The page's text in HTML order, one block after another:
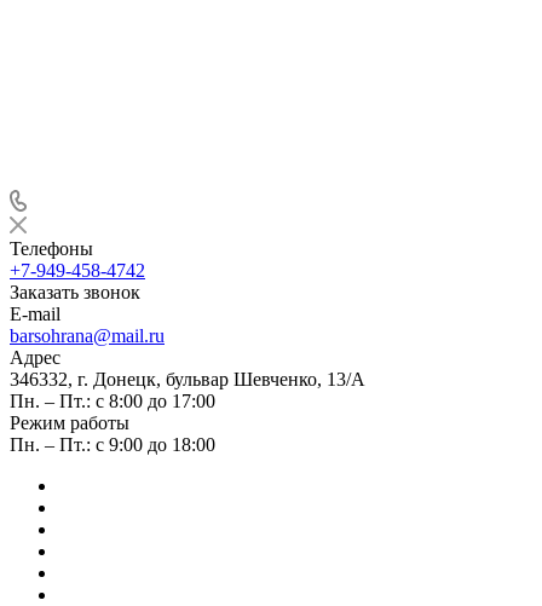
Телефоны
+7-949-458-4742
Заказать звонок
E-mail
barsohrana@mail.ru
Адрес
346332, г. Донецк, бульвар Шевченко, 13/А
Пн. – Пт.: с 8:00 до 17:00
Режим работы
Пн. – Пт.: с 9:00 до 18:00